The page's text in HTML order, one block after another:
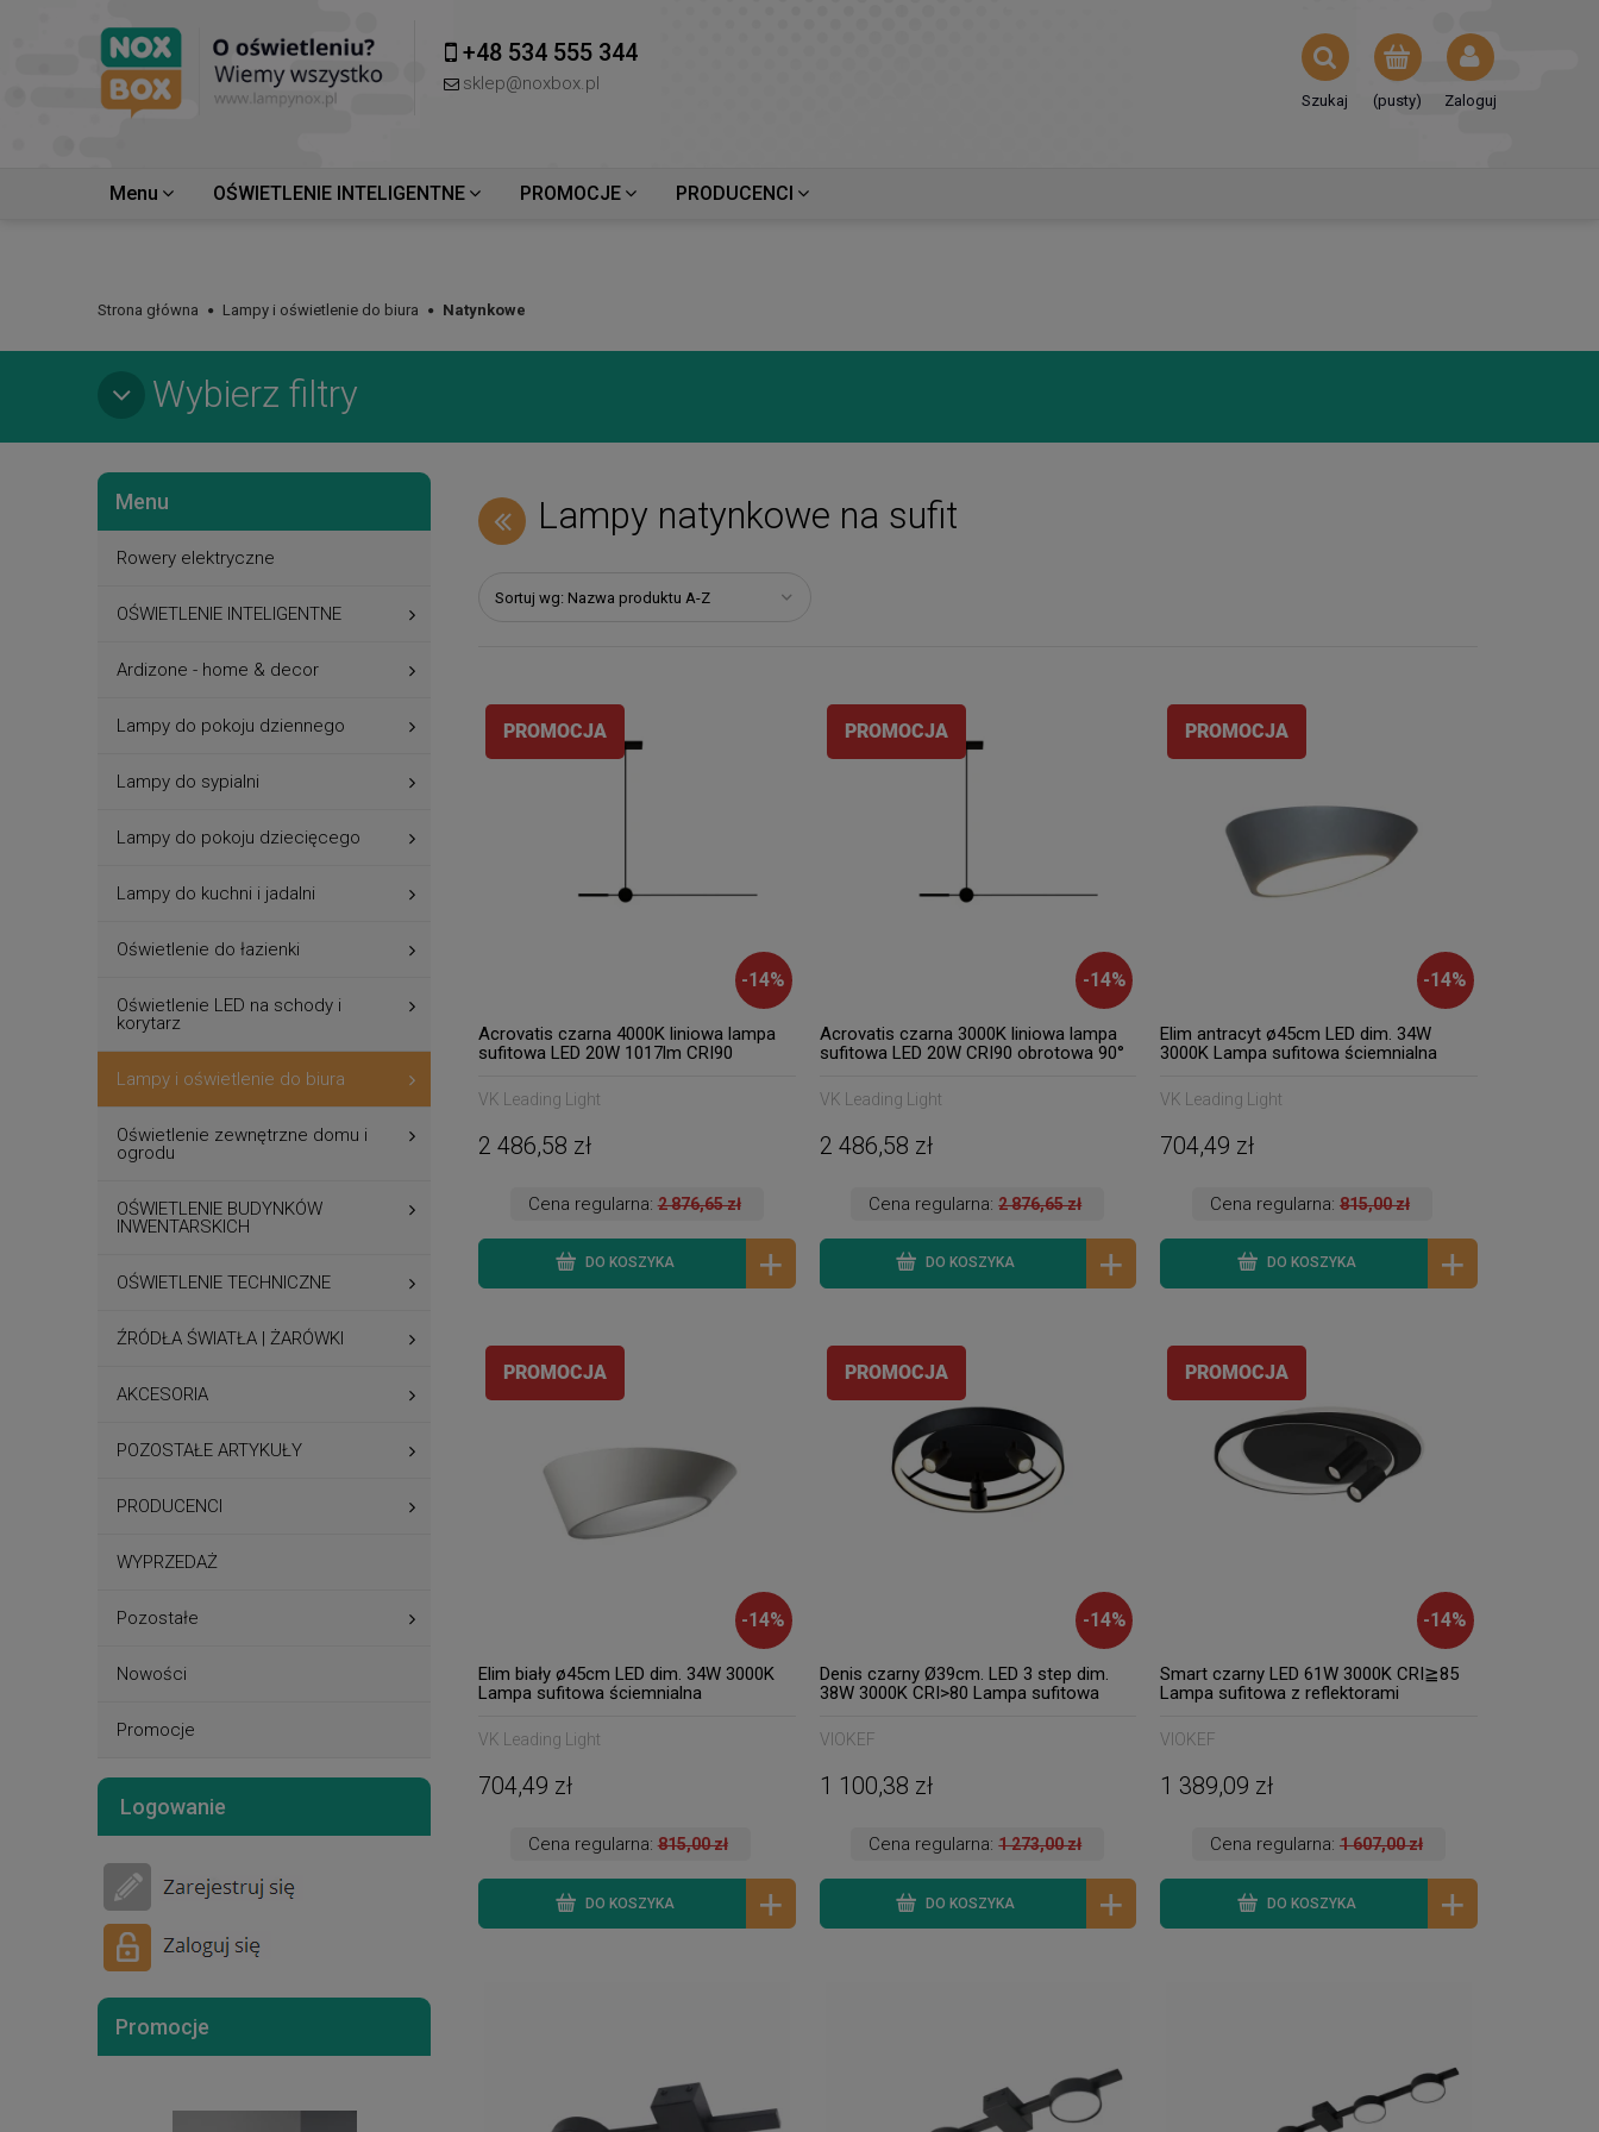
+48 534 555 344
sklep@noxbox.pl
(pusty) Zaloguj
Szukaj
Menu OŚWIETLENIE INTELIGENTNE PROMOCJE PRODUCENCI
Strona główna Lampy i oświetlenie do biura Natynkowe
Wybierz filtry
Menu
Rowery elektryczne
OŚWIETLENIE INTELIGENTNE
Ardizone - home & decor
Lampy do pokoju dziennego
Lampy do sypialni
Lampy do pokoju dziecięcego
Lampy do kuchni i jadalni
Oświetlenie do łazienki
Oświetlenie LED na schody i
korytarz
Lampy i oświetlenie do biura
Oświetlenie zewnętrzne domu i
ogrodu
OŚWIETLENIE BUDYNKÓW
INWENTARSKICH
OŚWIETLENIE TECHNICZNE
ŹRÓDŁA ŚWIATŁA | ŻARÓWKI
AKCESORIA
POZOSTAŁE ARTYKUŁY
PRODUCENCI
WYPRZEDAŻ
Pozostałe
Nowości
Promocje
Logowanie
Promocje
Lampy natynkowe na sufit
Sortuj wg: Nazwa produktu A-Z
-14%
Acrovatis czarna 4000K liniowa lampa
sufitowa LED 20W 1017lm CRI90
VK Leading Light
2 486,58 zł
Cena regularna:2 876,65 zł
DO KOSZYKA
PROMOCJA
-14%
Acrovatis czarna 3000K liniowa lampa
sufitowa LED 20W CRI90 obrotowa 90°
VK Leading Light
2 486,58 zł
Cena regularna:2 876,65 zł
DO KOSZYKA
PROMOCJA
-14%
Elim antracyt ø45cm LED dim. 34W
3000K Lampa sufitowa ściemnialna
VK Leading Light
704,49 zł
Cena regularna: 815,00 zł
DO KOSZYKA
PROMOCJA
-14%
Elim biały ø45cm LED dim. 34W 3000K
Lampa sufitowa ściemnialna
VK Leading Light
704,49 zł
Cena regularna:815,00 zł
DO KOSZYKA
PROMOCJA
-14%
Denis czarny Ø39cm. LED 3 step dim.
38W 3000K CRI>80 Lampa sufitowa
VIOKEF
1 100,38 zł
Cena regularna:1 273,00 zł
DO KOSZYKA
PROMOCJA
-14%
Smart czarny LED 61W 3000K CRI≧85
Lampa sufitowa z reflektorami
VIOKEF
1 389,09 zł
Cena regularna: 1 607,00 zł
DO KOSZYKA
PROMOCJA